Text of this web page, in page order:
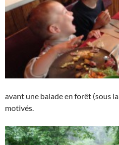
avant une balade en forêt (sous
motivés.